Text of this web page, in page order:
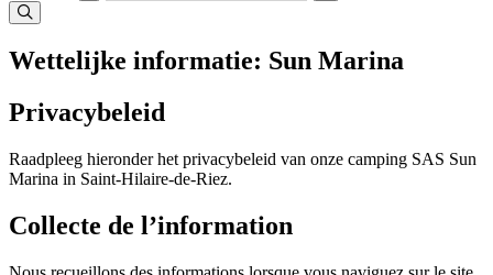
Wettelijke informatie: Sun Marina
Privacybeleid
Raadpleeg hieronder het privacybeleid van onze camping SAS Sun
Marina in Saint-Hilaire-de-Riez.
Collecte de l’information